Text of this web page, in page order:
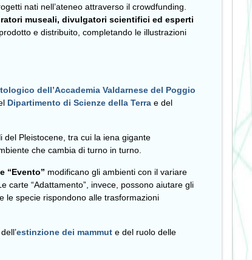
nati nell’ateneo attraverso il crowdfunding.
museali, divulgatori scientifici ed esperti
e distribuito, completando le illustrazioni
dell’Accademia Valdarnese del Poggio
Dipartimento di Scienze della Terra e del
del Pleistocene, tra cui la iena gigante
che cambia di turno in turno.
“Evento” modificano gli ambienti con il variare
carte “Adattamento”, invece, possono aiutare gli
le specie rispondono alle trasformazioni
estinzione dei mammut e del ruolo delle